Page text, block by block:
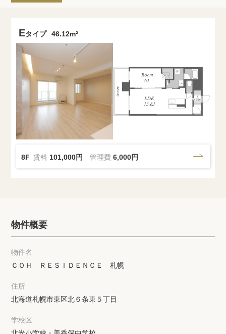
Eタイプ 46.12m²
8F 賃料 101,000円 管理費6,000円
物件概要
物件名
ＣＯＨ ＲＥＳＩＤＥＮＣＥ 札幌
住所
北海道札幌市東区北６条東５丁目
学校区